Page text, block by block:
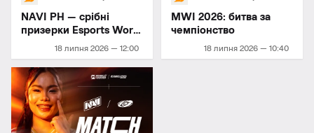
18 липня 2026 — 12:00
NAVI PH — срібні
призерки Esports World
Cup 2026
18 липня 2026 — 10:40
MWI 2026: битва за
чемпіонство